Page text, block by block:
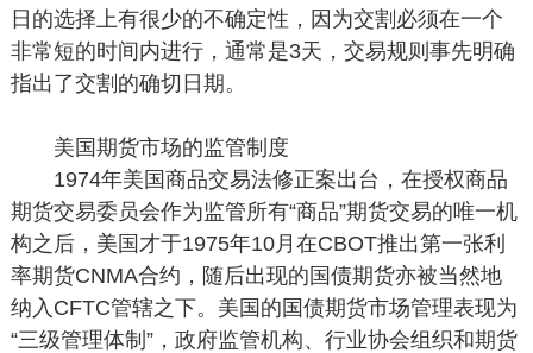
日的选择上有很少的不确定性，因为交割必须在一个
非常短的时间内进行，通常是3天，交易规则事先明确
指出了交割的确切日期。
美国期货市场的监管制度
1974年美国商品交易法修正案出台，在授权商品
期货交易委员会作为监管所有“商品”期货交易的唯一机
构之后，美国才于1975年10月在CBOT推出第一张利
率期货CNMA合约，随后出现的国债期货亦被当然地
纳入CFTC管辖之下。美国的国债期货市场管理表现为
“三级管理体制”，政府监管机构、行业协会组织和期货